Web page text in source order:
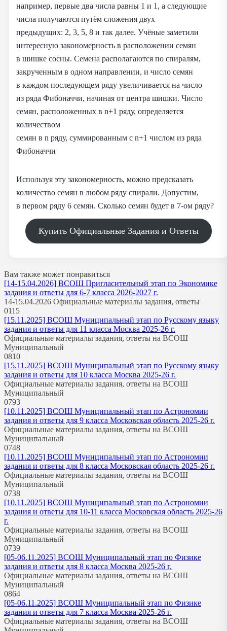
например, первые два числа равны 1 и 1, а следующие
числа получаются путём сложения двух
предыдущих: 2, 3, 5, 8 и так далее. Учёные заметили
интересную закономерность в расположении семян
в шишке сосны. Семена располагаются по спиралям,
закрученным в одном направлении, и число семян
в каждом последующем ряду увеличивается на число
из ряда Фибоначчи, начиная от центра шишки. Число
семян, расположенных в n+1 ряду, определяется
количеством
семян в n ряду, суммированным с n+1 числом из ряда
Фибоначчи
Используя эту закономерность, можно предсказать
количество семян в любом ряду спирали. Допустим,
в первом ряду 6 семян. Сколько семян будет в 7‑ом ряду?
Купить Официальные Задания и Ответы
Вам также может понравиться
[14-15.04.2026] ВСОШ Пригласительный этап по Экономике
задания и ответы для 6-7 класса 2026-2027 г.
14-15.04.2026 Официальные материалы задания, ответы
0115
[15.11.2025] ВСОШ Муниципальный этап по Русскому языку
задания и ответы для 11 класса Москва 2025-26 г.
Официальные материалы задания, ответы на ВСОШ
Муниципальный
0810
[15.11.2025] ВСОШ Муниципальный этап по Русскому языку
задания и ответы для 10 класса Москва 2025-26 г.
Официальные материалы задания, ответы на ВСОШ
Муниципальный
0793
[10.11.2025] ВСОШ Муниципальный этап по Астрономии
задания и ответы для 9 класса Московская область 2025-26 г.
Официальные материалы задания, ответы на ВСОШ
Муниципальный
0748
[10.11.2025] ВСОШ Муниципальный этап по Астрономии
задания и ответы для 8 класса Московская область 2025-26 г.
Официальные материалы задания, ответы на ВСОШ
Муниципальный
0738
[10.11.2025] ВСОШ Муниципальный этап по Астрономии
задания и ответы для 10-11 класса Московская область 2025-26
г.
Официальные материалы задания, ответы на ВСОШ
Муниципальный
0739
[05-06.11.2025] ВСОШ Муниципальный этап по Физике
задания и ответы для 8 класса Москва 2025-26 г.
Официальные материалы задания, ответы на ВСОШ
Муниципальный
0864
[05-06.11.2025] ВСОШ Муниципальный этап по Физике
задания и ответы для 7 класса Москва 2025-26 г.
Официальные материалы задания, ответы на ВСОШ